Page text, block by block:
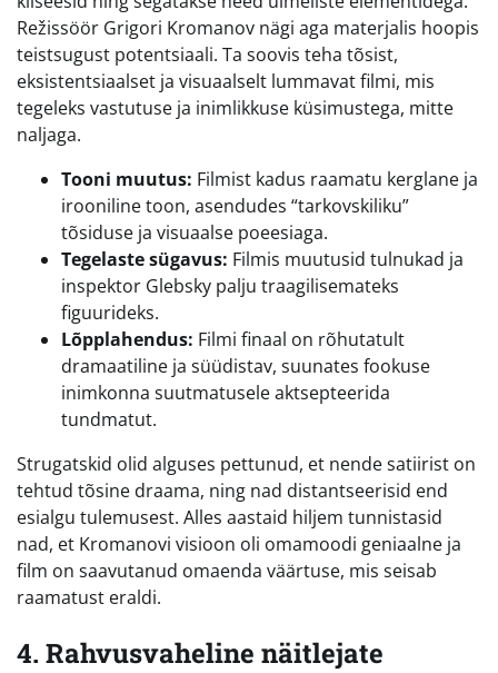
Režissöör Grigori Kromanov nägi aga materjalis hoopis
teistsugust potentsiaali. Ta soovis teha tõsist,
eksistentsiaalset ja visuaalselt lummavat filmi, mis
tegeleks vastutuse ja inimlikkuse küsimustega, mitte
naljaga.
Tooni muutus: Filmist kadus raamatu kerglane ja
irooniline toon, asendudes “tarkovskiliku”
tõsiduse ja visuaalse poeesiaga.
Tegelaste sügavus: Filmis muutusid tulnukad ja
inspektor Glebsky palju traagilisemateks
figuurideks.
Lõpplahendus: Filmi finaal on rõhutatult
dramaatiline ja süüdistav, suunates fookuse
inimkonna suutmatusele aktsepteerida
tundmatut.
Strugatskid olid alguses pettunud, et nende satiirist on
tehtud tõsine draama, ning nad distantseerisid end
esialgu tulemusest. Alles aastaid hiljem tunnistasid
nad, et Kromanovi visioon oli omamoodi geniaalne ja
film on saavutanud omaenda väärtuse, mis seisab
raamatust eraldi.
4. Rahvusvaheline näitlejate